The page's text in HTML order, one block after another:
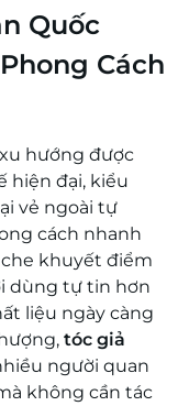
Quốc
Cách
hướng được
hiện đại, kiểu
vẻ ngoài tự
cách nhanh
khuyết điểm
dùng tự tin hơn
liệu ngày càng
tóc giả
người quan
không cần tác